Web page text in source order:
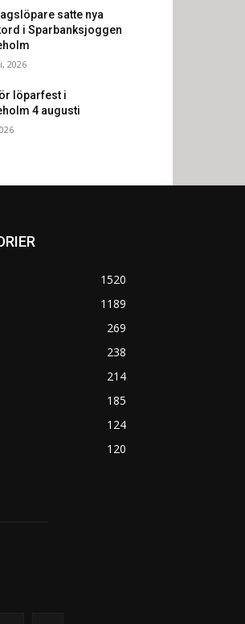
satte nya
i Sparbanksjoggen
2026
löparfest i
4 augusti
1520
1189
269
238
214
185
124
120